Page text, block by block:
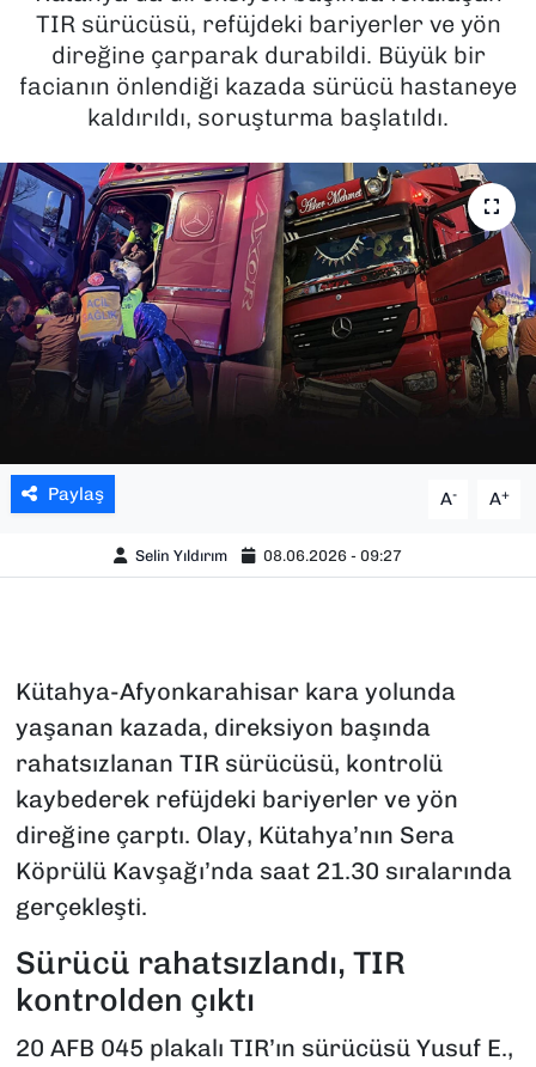
TIR sürücüsü, refüjdeki bariyerler ve yön
direğine çarparak durabildi. Büyük bir
facianın önlendiği kazada sürücü hastaneye
kaldırıldı, soruşturma başlatıldı.
Paylaş A- A+
Selin Yıldırım 08.06.2026 - 09:27
Kütahya-Afyonkarahisar kara yolunda
yaşanan kazada, direksiyon başında
rahatsızlanan TIR sürücüsü, kontrolü
kaybederek refüjdeki bariyerler ve yön
direğine çarptı. Olay, Kütahya’nın Sera
Köprülü Kavşağı’nda saat 21.30 sıralarında
gerçekleşti.
Sürücü rahatsızlandı, TIR
kontrolden çıktı
20 AFB 045 plakalı TIR’ın sürücüsü Yusuf E.,
SAĞLIK
SPOR
TEKNOLOJİ
YAŞAM
YEREL YÖNETİMLER